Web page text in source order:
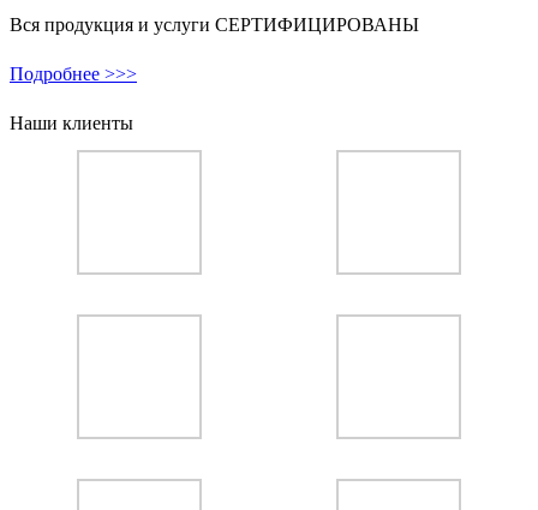
Вся продукция и услуги СЕРТИФИЦИРОВАНЫ
Подробнее >>>
Наши клиенты